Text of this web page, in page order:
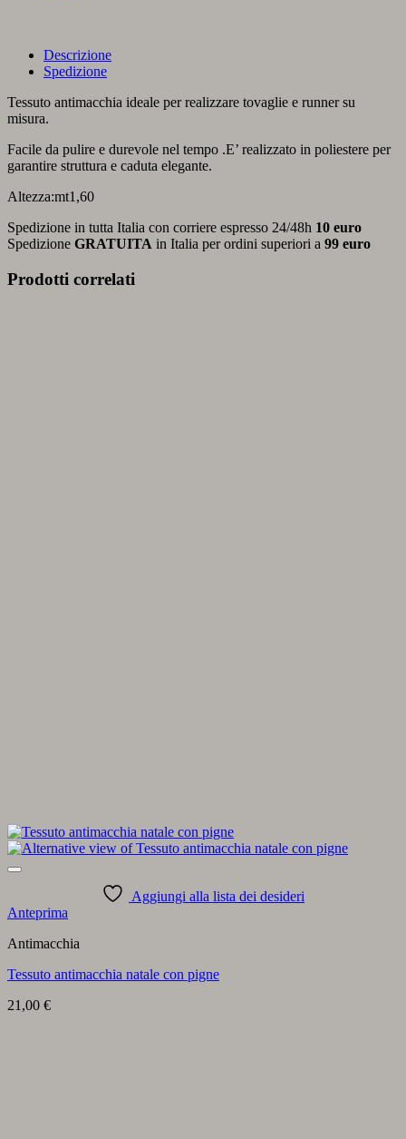
Descrizione
Spedizione
Tessuto antimacchia ideale per realizzare tovaglie e runner su
misura.
Facile da pulire e durevole nel tempo .E’ realizzato in poliestere per
garantire struttura e caduta elegante.
Altezza:mt1,60
Spedizione in tutta Italia con corriere espresso 24/48h 10 euro
Spedizione GRATUITA in Italia per ordini superiori a 99 euro
Prodotti correlati
Aggiungi alla lista dei desideri
Anteprima
Antimacchia
Tessuto antimacchia natale con pigne
21,00 €